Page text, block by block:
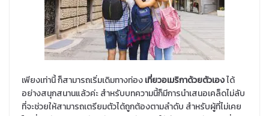
เพียงเท่านี้ ก็สามารถเริ่มเดิมทางท่องเที่ยวอเมริกาด้วยตัวเองได้
อย่างสนุกสนานแล้วค่ะ สำหรับบทความนี้ก็มีการนำเสนอเคล็ดไม่ลับ
ที่จะช่วยให้สามารถเตรียมตัวได้ถูกต้องตามลำดับ สำหรับผู้ที่ไม่เคย